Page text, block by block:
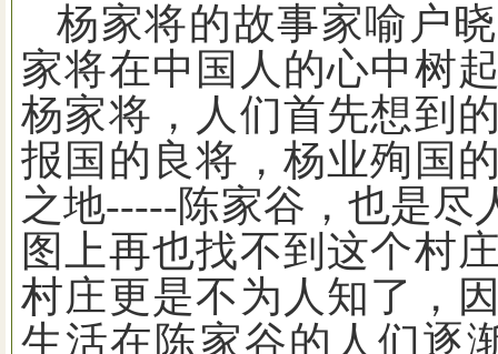
杨家将的故事家喻户
家将在中国人的心中树
杨家将，人们首先想到
报国的良将，杨业殉国
之地-----陈家谷，也是尽
图上再也找不到这个村
村庄更是不为人知了，
生活在陈家谷的人们逐